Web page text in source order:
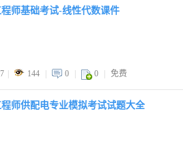
师基础考试-线性代数课件
144 0 0 免费
师供配电专业模拟考试试题大全